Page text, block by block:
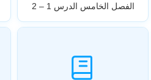
الفصل الخامس الدرس 1 – 2